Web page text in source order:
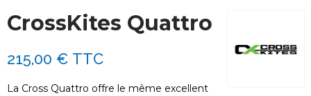
CrossKites Quattro
215,00 € TTC
La Cross Quattro offre le même excellent